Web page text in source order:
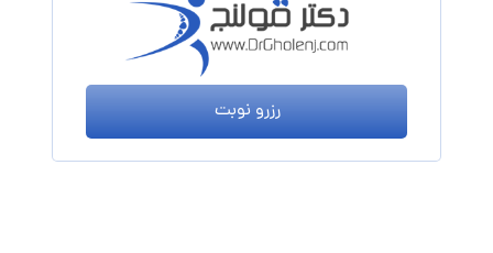
رزرو نوبت